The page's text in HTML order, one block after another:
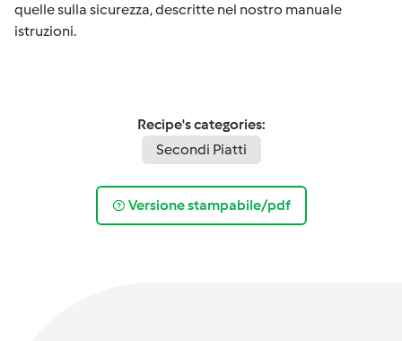
quelle sulla sicurezza, descritte nel nostro manuale
istruzioni.
Recipe's categories:
Secondi Piatti
Versione stampabile/pdf